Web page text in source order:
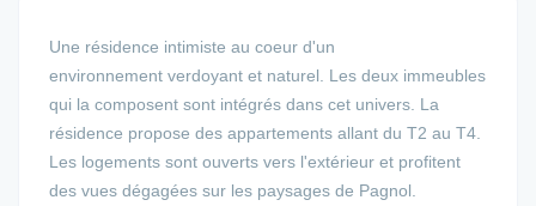
Une résidence intimiste au coeur d'un
environnement verdoyant et naturel. Les deux immeubles
qui la composent sont intégrés dans cet univers. La
résidence propose des appartements allant du T2 au T4.
Les logements sont ouverts vers l'extérieur et profitent
des vues dégagées sur les paysages de Pagnol.